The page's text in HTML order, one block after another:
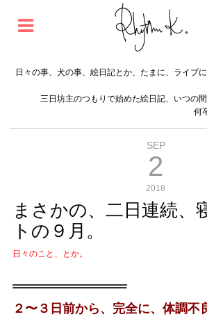
日々の事、犬の事、絵日記とか、たまに、ライブ
三日坊主のつもりで始めた絵日記、いつの
何
SEP
2
2018
まさかの、二日連続、
トの９月。
日々のこと、とか。
２〜３日前から、完全に、体調不